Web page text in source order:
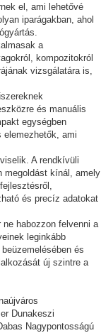
el, ami lehetővé
iparágakban, ahol
a
kompozitokról
vizsgálatára is,
és manuális
egységben
ami
A rendkívüli
megoldást kínál, amely
és precíz adatokat
habozzon felvenni a
leginkább
és
új szintre a
Dunakeszi
Nagypontosságú